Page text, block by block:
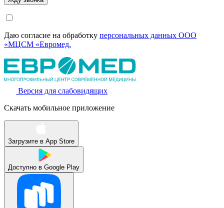
Даю согласие на обработку персональных данных ООО
«МЦСМ «Евромед.
Версия для слабовидящих
Скачать мобильное приложение
Загрузите в App Store
Доступно в Google Play